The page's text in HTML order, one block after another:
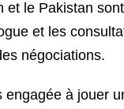
et le Pakistan
et les
négociations.
engagée à jouer